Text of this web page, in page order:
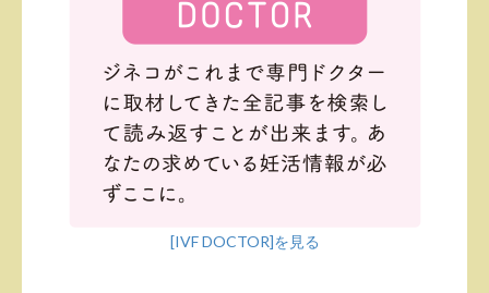
[IVF DOCTOR]を見る